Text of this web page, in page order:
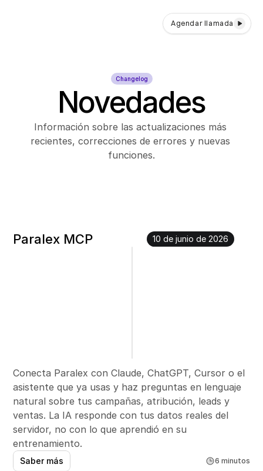
Agendar llamada
Changelog
Novedades
Información sobre las actualizaciones más
recientes, correcciones de errores y nuevas
funciones.
Paralex MCP 10 de junio de 2026
Conecta Paralex con Claude, ChatGPT, Cursor o el
asistente que ya usas y haz preguntas en lenguaje
natural sobre tus campañas, atribución, leads y
ventas. La IA responde con tus datos reales del
servidor, no con lo que aprendió en su
entrenamiento.
Saber más 6 minutos